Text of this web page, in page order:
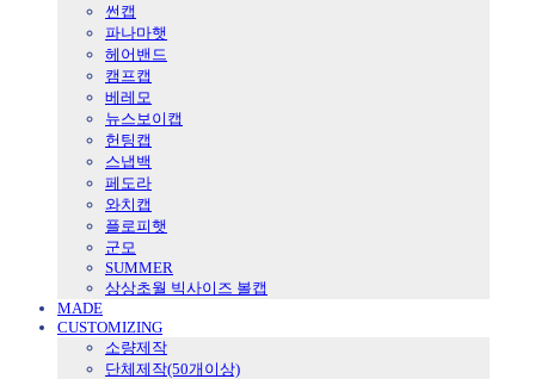
썬캡
파나마햇
헤어밴드
캠프캡
베레모
뉴스보이캡
헌팅캡
스냅백
페도라
와치캡
플로피햇
군모
SUMMER
상상초월 빅사이즈 볼캡
MADE
CUSTOMIZING
소량제작
단체제작(50개이상)